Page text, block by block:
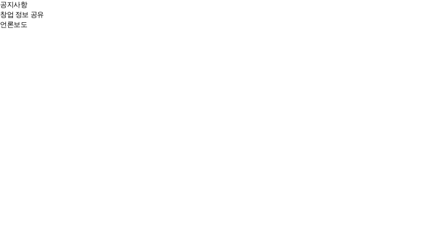
공지사항
창업 정보 공유
언론보도